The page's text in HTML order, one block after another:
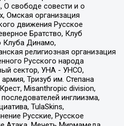
О свободе совести и о
Омская организация
движения Русское
Братство, Клуб
Клуба Динамо,
религиозная организация
Русского народа
сектор, УНА - УНСО,
Тризуб им. Степана
Misanthropic division,
инглиизма,
TulaSkins,
Русские, Русское